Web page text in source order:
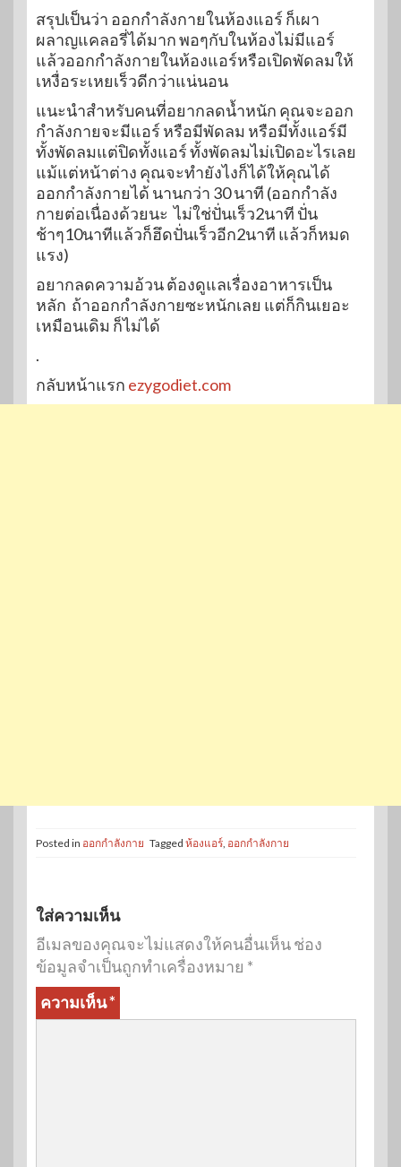
สรุปเป็นว่า ออกกำลังกายในห้องแอร์ ก็เผา
ผลาญแคลอรี่ได้มาก พอๆกับในห้องไม่มีแอร์
แล้วออกกำลังกายในห้องแอร์หรือเปิดพัดลมให้
เหงื่อระเหยเร็วดีกว่าแน่นอน
แนะนำสำหรับคนที่อยากลดน้ำหนัก คุณจะออก
กำลังกายจะมีแอร์ หรือมีพัดลม หรือมีทั้งแอร์มี
ทั้งพัดลมแต่ปิดทั้งแอร์ ทั้งพัดลมไม่เปิดอะไรเลย
แม้แต่หน้าต่าง คุณจะทำยังไงก็ได้ให้คุณได้
ออกกำลังกายได้ นานกว่า 30 นาที (ออกกำลัง
กายต่อเนื่องด้วยนะ ไม่ใช่ปั่นเร็ว2นาที ปั่น
ช้าๆ10นาทีแล้วก็ฮึดปั่นเร็วอีก2นาที แล้วก็หมด
แรง)
อยากลดความอ้วน ต้องดูแลเรื่องอาหารเป็น
หลัก ถ้าออกกำลังกายซะหนักเลย แต่ก็กินเยอะ
เหมือนเดิม ก็ไม่ได้
.
กลับหน้าแรก ezygodiet.com
Posted in ออกกำลังกาย Tagged ห้องแอร์, ออกกำลังกาย
ใส่ความเห็น
อีเมลของคุณจะไม่แสดงให้คนอื่นเห็นช่อง
ข้อมูลจำเป็นถูกทำเครื่องหมาย *
ความเห็น*